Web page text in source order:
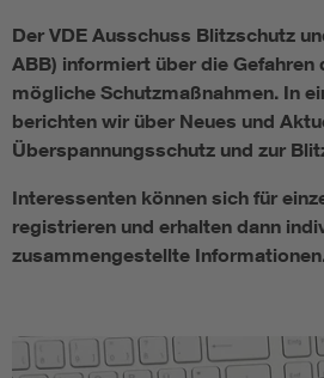
Der VDE Ausschuss Blitzschutz
ABB) informiert über die Gefahren
mögliche Schutzmaßnahmen. In
berichten wir über Neues und
Überspannungsschutz und zur
Interessenten können sich für
registrieren und erhalten dann
zusammengestellte